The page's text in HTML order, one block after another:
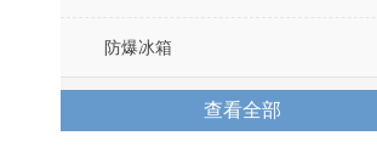
防爆冰箱
查看全部